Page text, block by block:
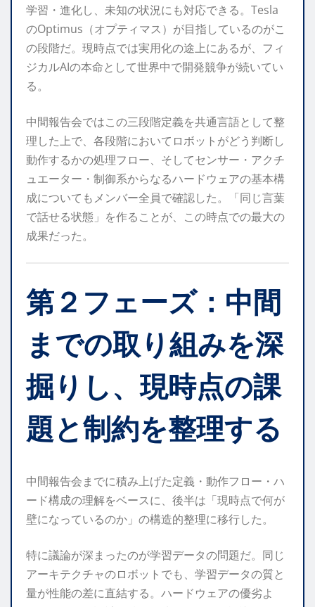
学習・進化し、未知の状況にも対応できる。Tesla
のOptimus（オプティマス）が目指しているのがこ
の段階だ。現時点では実用化の途上にあるが、フィ
ジカルAIの本命として世界中で開発競争が続いてい
る。
中間報告会ではこの三段階定義を共通言語として整
理した上で、各段階においてロボットがどう判断し
動作するかの処理フロー、そしてセンサー・アクチ
ュエーター・制御系からなるハードウェアの基本構
成についてもメンバー全員で確認した。「同じ言葉
で話せる状態」を作ることが、この時点での最大の
成果だった。
第２フェーズ：中間
までの取り組みを深
掘りし、現時点の課
題と制約を整理する
中間報告会までに積み上げた定義・動作フロー・ハ
ード構成の理解をベースに、後半は「現時点で何が
壁になっているのか」の構造的整理に移行した。
特に議論が深まったのが学習データの問題だ。同じ
アーキテクチャのロボットでも、学習データの質と
量が性能の差に直結する。ハードウェアの優劣よ